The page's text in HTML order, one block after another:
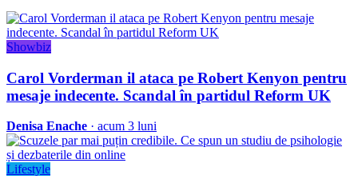
Showbiz
Carol Vorderman il ataca pe Robert Kenyon pentru
mesaje indecente. Scandal în partidul Reform UK
Denisa Enache · acum 3 luni
Lifestyle